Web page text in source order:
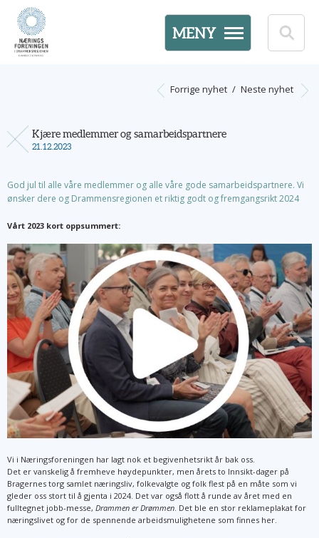
MENY
Neste nyhet
/
Forrige nyhet
Kjære medlemmer og samarbeidspartnere
21.12.2023
God jul til alle våre medlemmer og alle våre gode samarbeidspartnere. Vi
ønsker dere og Drammensregionen et riktig godt og fremgangsrikt 2024
Vårt 2023 kort oppsummert:
Vi i Næringsforeningen har lagt nok et begivenhetsrikt år bak oss.
Det er vanskelig å fremheve høydepunkter, men årets to Innsikt-dager på
Bragernes torg samlet næringsliv, folkevalgte og folk flest på en måte som vi
gleder oss stort til å gjenta i 2024. Det var også flott å runde av året med en
fulltegnet jobb-messe, Drammen er Drømmen. Det ble en stor reklameplakat for
næringslivet og for de spennende arbeidsmulighetene som finnes her.